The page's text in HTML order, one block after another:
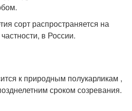
сорт распространяется на
в России.
к природным полукарликам ,
сроком созревания.